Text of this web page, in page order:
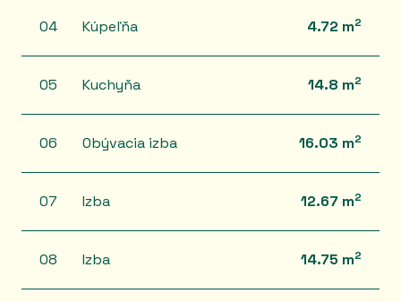
04 Kúpeľňa 4.72 m2
05 Kuchyňa 14.8 m2
06 Obývacia izba 16.03 m2
07 Izba 12.67 m2
08 Izba 14.75 m2